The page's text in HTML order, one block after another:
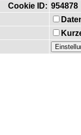
Cookie ID: 954878